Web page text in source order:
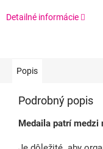
Detailné informácie
Popis
Podrobný popis
Medaila patrí